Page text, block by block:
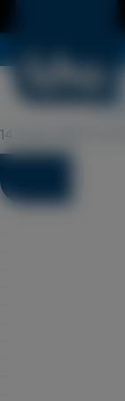
14 mars 2017 11 h